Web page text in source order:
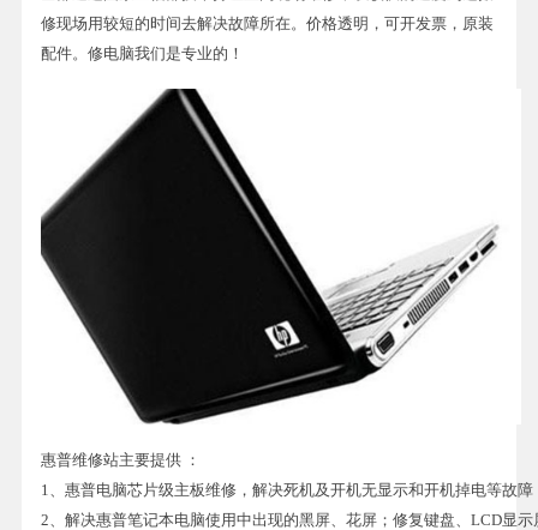
修现场用较短的时间去解决故障所在。价格透明，可开发票，原装
配件。修电脑我们是专业的！
惠普维修站主要提供 ：
1、惠普电脑芯片级主板维修，解决死机及开机无显示和开机掉电等故
2、解决惠普笔记本电脑使用中出现的黑屏、花屏；修复键盘、LCD显示